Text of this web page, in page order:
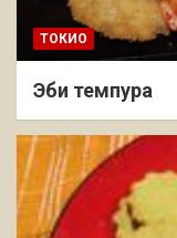
ТОКИО
Эби темпура